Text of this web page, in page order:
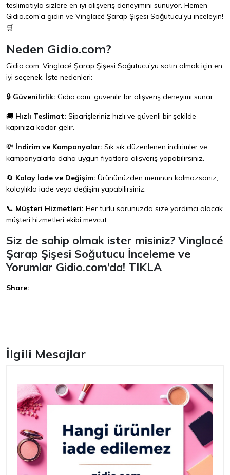
teslimatıyla sizlere en iyi alışveriş deneyimini sunuyor. Hemen
Gidio.com'a gidin ve Vinglacé Şarap Şişesi Soğutucu'yu inceleyin!
🛒
Neden Gidio.com?
Gidio.com, Vinglacé Şarap Şişesi Soğutucu'yu satın almak için en
iyi seçenek. İşte nedenleri:
🔒 Güvenilirlik: Gidio.com, güvenilir bir alışveriş deneyimi sunar.
🚚 Hızlı Teslimat: Siparişleriniz hızlı ve güvenli bir şekilde
kapınıza kadar gelir.
💸 İndirim ve Kampanyalar: Sık sık düzenlenen indirimler ve
kampanyalarla daha uygun fiyatlara alışveriş yapabilirsiniz.
🔄 Kolay İade ve Değişim: Ürününüzden memnun kalmazsanız,
kolaylıkla iade veya değişim yapabilirsiniz.
📞 Müşteri Hizmetleri: Her türlü sorunuzda size yardımcı olacak
müşteri hizmetleri ekibi mevcut.
Siz de sahip olmak ister misiniz? Vinglacé
Şarap Şişesi Soğutucu İnceleme ve
Yorumlar Gidio.com’da! TIKLA
Share:
İlgili Mesajlar